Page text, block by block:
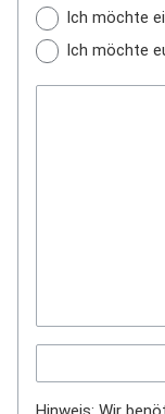
Ich möchte
Ich möchte